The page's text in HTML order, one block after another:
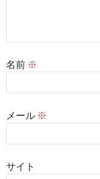
名前 ※
メール ※
サイト